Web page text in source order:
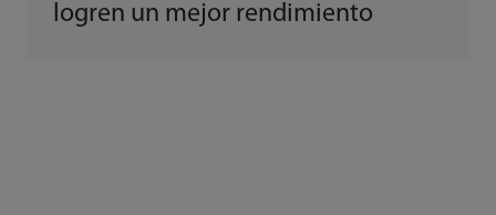
logren un mejor rendimiento